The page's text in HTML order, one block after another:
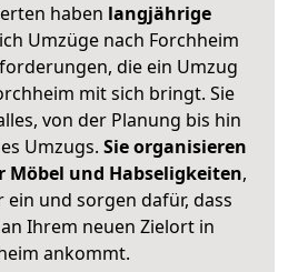
haben langjährige
Umzüge nach Forchheim
die ein Umzug
mit sich bringt. Sie
von der Planung bis hin
Umzugs. Sie organisieren
Möbel und Habseligkeiten,
ein und sorgen dafür, dass
Ihrem neuen Zielort in
ankommt.